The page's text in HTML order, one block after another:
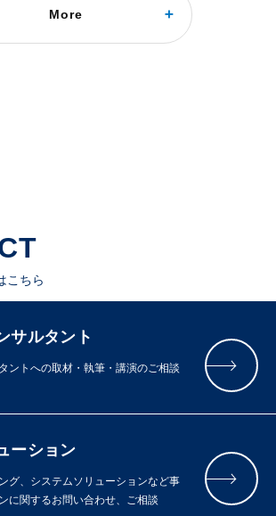
で、企業の「伝える力」を高めよ
More
こちら
サルタント
ントへの取材・執筆・講演のご相談
ーション
グ、システムソリューションなど事
に関するお問い合わせ、ご相談